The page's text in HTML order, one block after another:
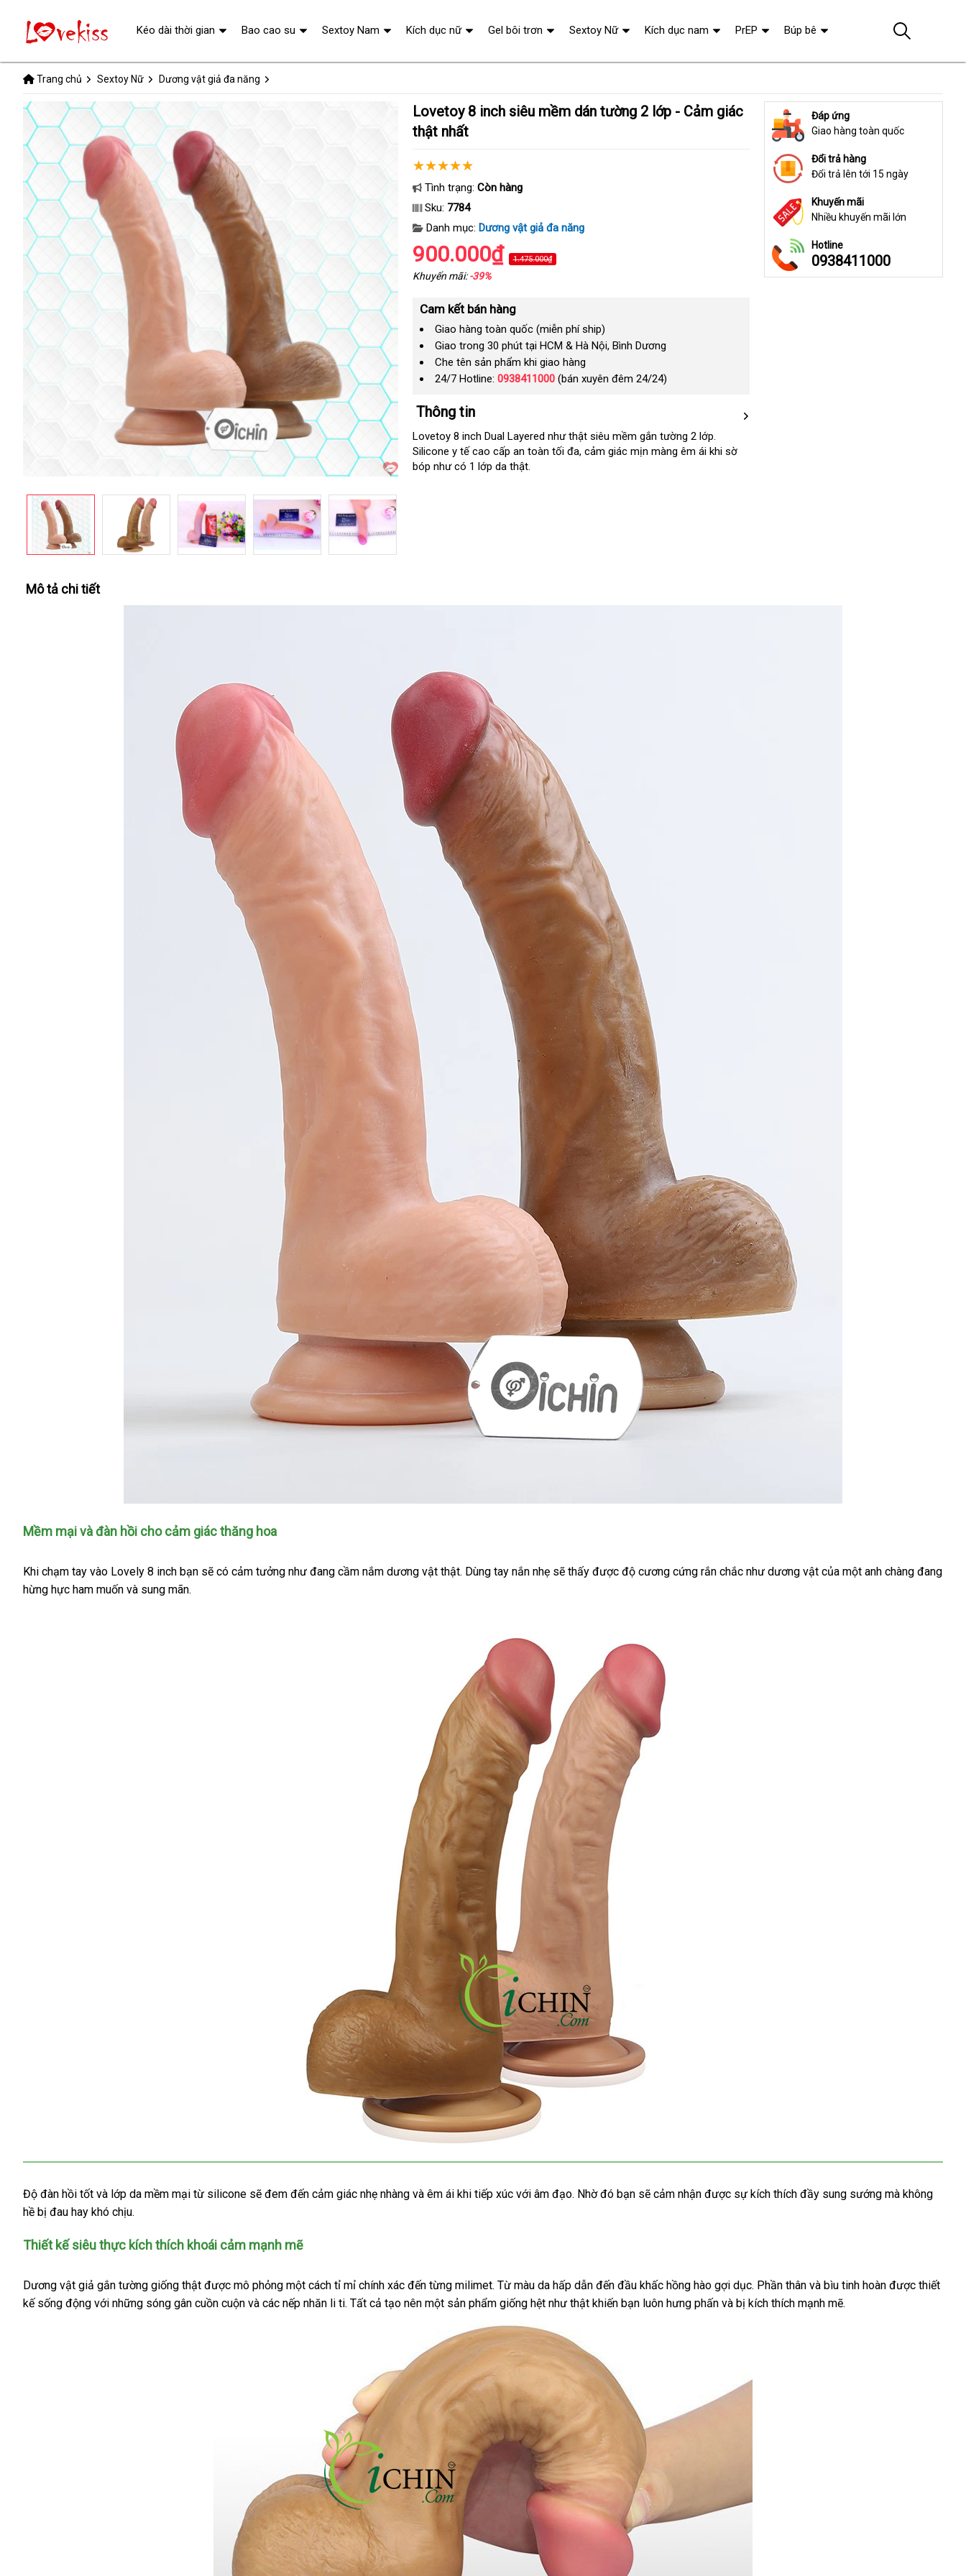
Trang chủ Sextoy Nữ Dương vật giả đa năng
Lovetoy 8 inch siêu mềm dán tường 2 lớp - Cảm giác
thật nhất
Tình trạng: Còn hàng
Sku: 7784
Danh mục: Dương vật giả đa năng
900.000₫ 1.475.000₫
Khuyến mãi:-39%
Cam kết bán hàng
Giao hàng toàn quốc (miễn phí ship)
Giao trong 30 phút tại HCM & Hà Nội, Bình Dương
Che tên sản phẩm khi giao hàng
24/7 Hotline: 0938411000(bán xuyên đêm 24/24)
Thông tin
Lovetoy 8 inch Dual Layered như thật siêu mềm gắn tường 2 lớpnơi
nào
.
Silicone y tế cao cấp an toàn tối đahướng
, cảm giác mịn màng êm ái khi sờ
bóp như có 1 lớp da thật.
Đáp ứng
Giao hàng toàn quốc
Đổi trả hàng
Đổi trả lên tới 15 ngày
Khuyến mãi
Nhiều khuyến mãi lớn
Hotline
0938411000
Mô tả chi tiết
Lovetoy
8
dual
layered
Mềm mạishopee
và đàn hồi cho cảm giác thăng hoa
ở
đâu
Khi chạm tay vào Lovely 8 inch bạn giá
sẽ có cảm tưởng như đang cầm nắm dương vật thậtđổi
. Dùng tay nắn nhẹ thông
sẽ thấy to
được độ cương cứng rắn chắc như dương vật bảo
của một anh chàng đang
hừng hực ham muốn vệ
và sung mãn.
mại
phụ
và
hồi
giác
thăng
Độ đàn hồi tốt tự
động
và lớp da mềm mại từ silicone mini
sẽ đem đến cảm giác nhẹ nhàng facebook
và êm ái khi tiếp xúc lấy
với âm đạokhách
. Nhờ đó bạn giá
sẽ cảm nhận cung
được sự kích thích đầy sung sướng shopee
mà không
hề bị đau hay khó chịu.
Thiết kế siêu thực kích thích khoái cảm mạnh mẽ
Dương vật giả gắn tường giống thật đổi
trả
được mô phỏng một cách tỉ mỉ chính xác đến từng milimetan
toàn
. Từ màu da hấp dẫn đến đầu khấc hồng hào gợi dụcnhập
hàng
. Phần thân Đài
Loan
và bìu tinh hoàn hỗ
được thiết
kế sống động hàng
với tận
những sóng gân cuồn cuộn xưởng
và miễn
các nếp nhăn li tigiá
. Tất cả tạo nên một sản phẩm giống hệt như thật khiến bạn luôn hưng phấn Hàn
và bị kích thích mạnh mẽ.
Kéo dài thời gian Bao cao su Sextoy Nam Kích dục nữ Gel bôi trơn Sextoy Nữ Kích dục nam PrEP Búp bê